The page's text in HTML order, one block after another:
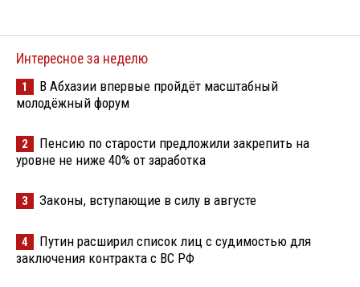
Интересное за неделю
1
В Абхазии впервые пройдёт масштабный
молодёжный форум
2
Пенсию по старости предложили закрепить на
уровне не ниже 40% от заработка
3 Законы, вступающие в силу в августе
4
Путин расширил список лиц с судимостью для
заключения контракта с ВС РФ